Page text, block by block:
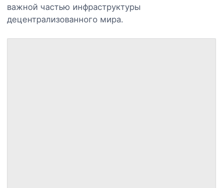
важной частью инфраструктуры
децентрализованного мира.